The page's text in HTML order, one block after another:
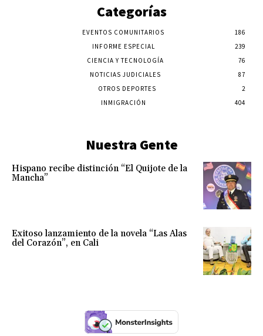
Categorías
EVENTOS COMUNITARIOS
186
INFORME ESPECIAL
239
CIENCIA Y TECNOLOGÍA
76
NOTICIAS JUDICIALES
87
OTROS DEPORTES
2
INMIGRACIÓN
404
Nuestra Gente
Hispano recibe distinción “El Quijote de la
Mancha”
Exitoso lanzamiento de la novela “Las Alas
del Corazón”, en Cali